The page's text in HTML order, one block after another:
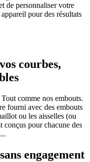
de personnaliser votre
pour des résultats
courbes,
comme nos embouts.
fourni avec des embouts
ou les aisselles (ou
conçus pour chacune des
engagement